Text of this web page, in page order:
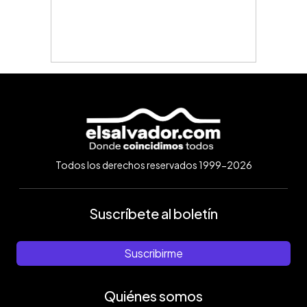
Todos los derechos reservados 1999-2026
Suscríbete al boletín
Suscribirme
Quiénes somos